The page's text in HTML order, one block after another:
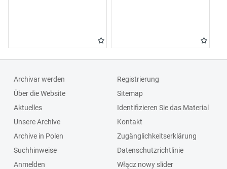
Archivar werden
Über die Website
Aktuelles
Unsere Archive
Archive in Polen
Suchhinweise
Anmelden
Registrierung
Sitemap
Identifizieren Sie das Material
Kontakt
Zugänglichkeitserklärung
Datenschutzrichtlinie
Włącz nowy slider